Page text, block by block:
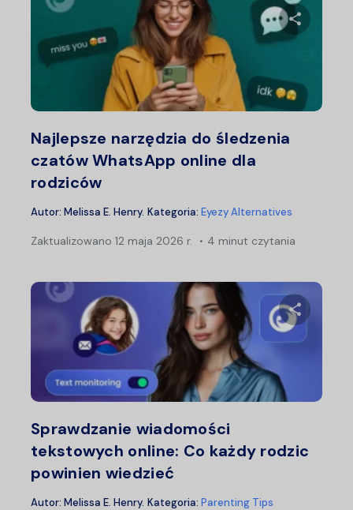
Najlepsze narzędzia do śledzenia
czatów WhatsApp online dla
rodziców
Autor: Melissa E. Henry. Kategoria: Eyezy Alternatives
Zaktualizowano 12 maja 2026 r. 4 minut czytania
Sprawdzanie wiadomości
tekstowych online: Co każdy rodzic
powinien wiedzieć
Autor: Melissa E. Henry. Kategoria: Parenting Tips